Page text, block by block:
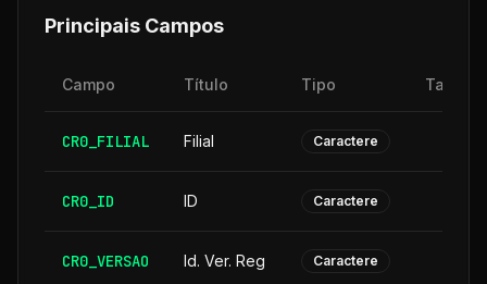
Principais Campos
Campo Título Tipo
CR0_FILIAL Filial Caractere
CR0_ID ID Caractere
CR0_VERSAO Id. Ver. Reg Caractere